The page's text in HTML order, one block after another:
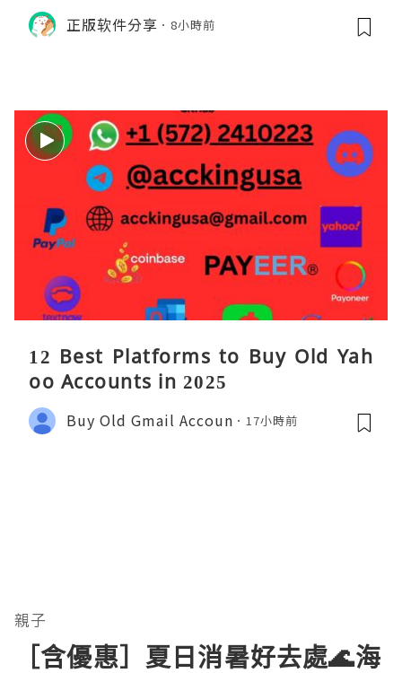
即，基本面逻辑硬朗，目标先看 170，
顺势做多，在巨头上市潮来临前享受泡
正版软件分享 8小時前
12 Best Platforms to Buy Old Yah
oo Accounts in 2025
Buy Old Gmail Accoun 17小時前
親子
［含優惠］夏日消暑好去處🌊海